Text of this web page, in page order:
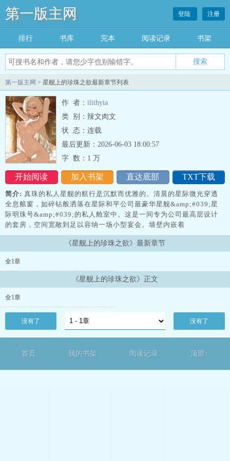
第一版主网
搜索
登陆 注册
排行 书库 完本 阅读记录 书架
第一版主网 > 星舰上的珍珠之欲最新章节列表
作 者： ilithyia
类 别：辣文肉文
状 态：连载
开始阅读 加入书架 直达底部 TXT下载
最后更新：2026-06-03 18:00:57
字 数： 1 万
简介: 真珠的私人星舰的航行是沉默而优雅的。清晨的星际微光穿透
全息舷窗，如碎钻般洒落在星际和平公司最豪华星舰&amp;#039;星
际明珠号&amp;#039;的私人舱室中。这是一间专为公司最高层设计
的套房，空间宽敞到足以容纳一场小型宴会。墙壁内嵌着
《星舰上的珍珠之欲》最新章节
全1章
《星舰上的珍珠之欲》正文
全1章
没有了 没有了
首页 我的书架 阅读记录 顶部↑